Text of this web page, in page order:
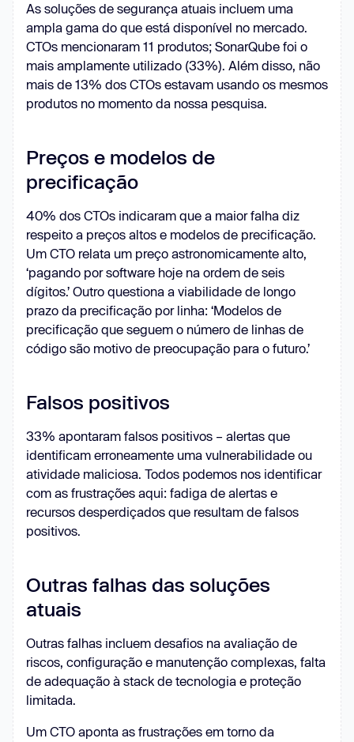
As soluções de segurança atuais incluem uma
ampla gama do que está disponível no mercado.
CTOs mencionaram 11 produtos; SonarQube foi o
mais amplamente utilizado (33%). Além disso, não
mais de 13% dos CTOs estavam usando os mesmos
produtos no momento da nossa pesquisa.
Preços e modelos de
precificação
40% dos CTOs indicaram que a maior falha diz
respeito a preços altos e modelos de precificação.
Um CTO relata um preço astronomicamente alto,
‘pagando por software hoje na ordem de seis
dígitos.’ Outro questiona a viabilidade de longo
prazo da precificação por linha: ‘Modelos de
precificação que seguem o número de linhas de
código são motivo de preocupação para o futuro.’
Falsos positivos
33% apontaram falsos positivos – alertas que
identificam erroneamente uma vulnerabilidade ou
atividade maliciosa. Todos podemos nos identificar
com as frustrações aqui: fadiga de alertas e
recursos desperdiçados que resultam de falsos
positivos.
Outras falhas das soluções
atuais
Outras falhas incluem desafios na avaliação de
riscos, configuração e manutenção complexas, falta
de adequação à stack de tecnologia e proteção
limitada.
Um CTO aponta as frustrações em torno da